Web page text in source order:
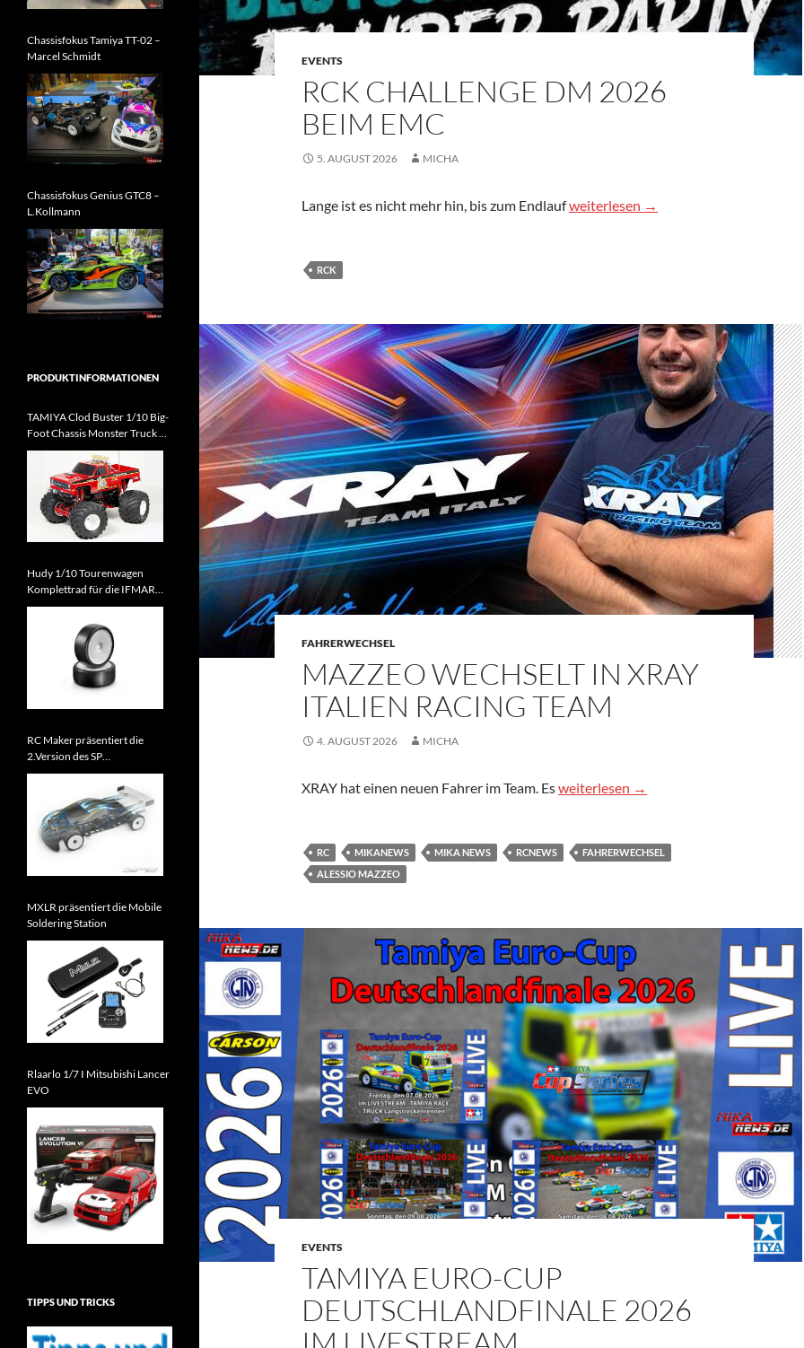
EVENTS
RCK CHALLENGE DM 2026
BEIM EMC
5. AUGUST 2026 MICHA
Lange ist es nicht mehr hin, bis zum EndlaufRCK Challenge DM 2026 beim EMC
weiterlesen →
RCK
FAHRERWECHSEL
MAZZEO WECHSELT IN XRAY
ITALIEN RACING TEAM
4. AUGUST 2026 MICHA
XRAY hat einen neuen Fahrer im Team. EsMazzeo wechselt in Xray Italien Racing
weiterlesen →
RC MIKANEWS MIKA NEWS RCNEWS
FAHRERWECHSEL
ALESSIO MAZZEO
EVENTS
TAMIYA EURO-CUP
DEUTSCHLANDFINALE 2026
Chassisfokus Tamiya TT-02 –
Marcel Schmidt
Chassisfokus Genius GTC8 –
L.Kollmann
PRODUKTINFORMATIONEN
TAMIYA Clod Buster 1/10 Big-
Foot Chassis Monster Truck Kit
kommt
Hudy 1/10 Tourenwagen
Komplettrad für die IFMAR
WM 2026 zugelassen
RC Maker präsentiert die
2.Version des SP
Tourenwagens
MXLR präsentiert die Mobile
Soldering Station
Rlaarlo 1/7 I Mitsubishi Lancer
EVO
TIPPS UND TRICKS